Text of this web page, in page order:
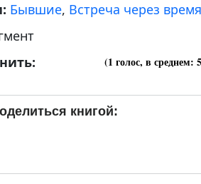
Бывшие, Встреча через время
(1 голос, в среднем: 5
книгой: